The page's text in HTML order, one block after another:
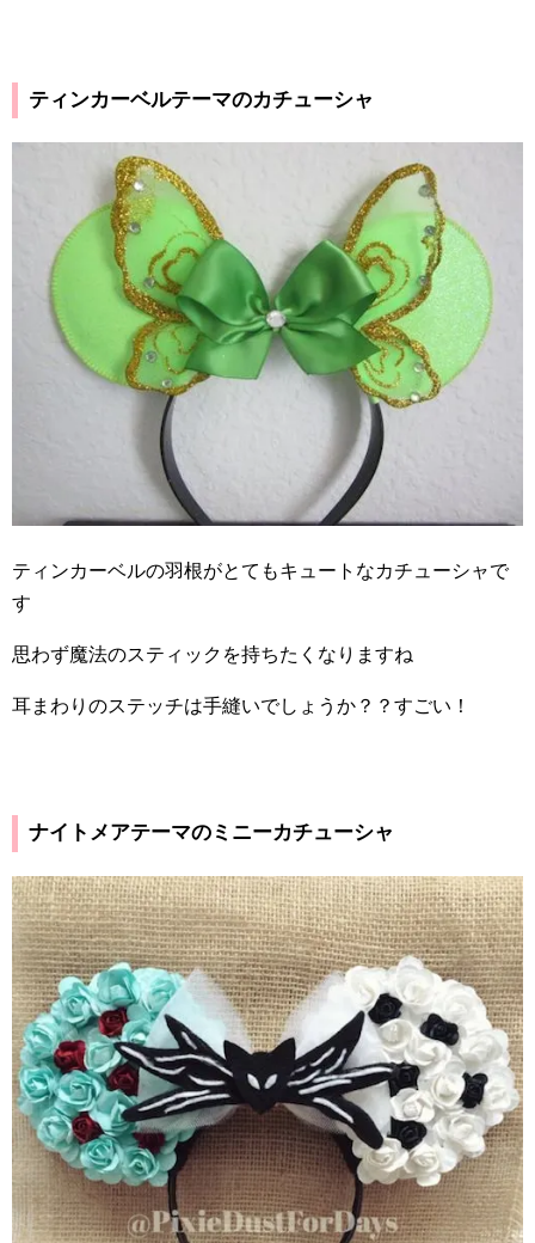
ティンカーベルテーマのカチューシャ
ティンカーベルの羽根がとてもキュートなカチューシャで
す
思わず魔法のスティックを持ちたくなりますね
耳まわりのステッチは手縫いでしょうか？？すごい！
ナイトメアテーマのミニーカチューシャ